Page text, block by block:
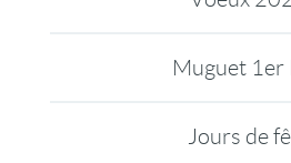
Muguet 1er
Jours de